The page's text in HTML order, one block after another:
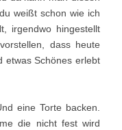
weißt schon wie ich
irgendwo hingestellt
dass heute
etwas Schönes erlebt
eine Torte backen.
die nicht fest wird